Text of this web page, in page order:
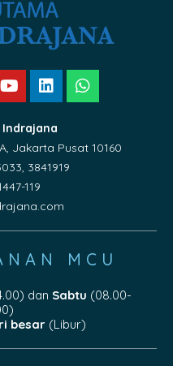
Indrajana
Jakarta Pusat 10160
3841919
119
MCU
dan Sabtu (08.00-
besar(Libur)